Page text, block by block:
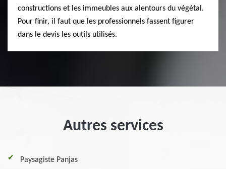
constructions et les immeubles aux alentours du végétal.
Pour finir, il faut que les professionnels fassent figurer
dans le devis les outils utilisés.
Autres services
Paysagiste Panjas